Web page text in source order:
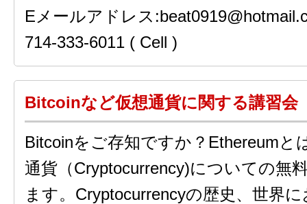
Eメールアドレス
714-333-6011 ( Cell )
Bitcoinなど仮想通貨に関する講習会
Bitcoinをご存知ですか？Ethereumと
通貨（Cryptocurrency)についての無
ます。Cryptocurrencyの歴史、世界